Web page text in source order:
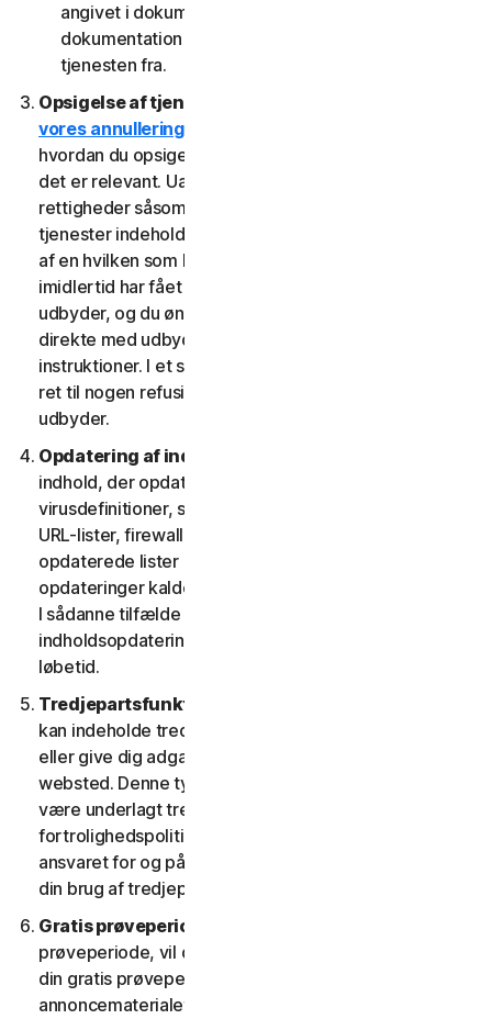
angivet i dokumentationen eller den gældende
dokumentation fra den udbyder, som du har fået
tjenesten fra.
Opsigelse af tjenester.
vores annullerings- og refusionspolitik
hvordan du opsiger tjenesten og får en refusion, hvis
det er relevant. Uafhængigt af lovbestemte
rettigheder såsom afmeldingsrettigheder kan visse
tjenester indeholde en tilbagebetalingsgaranti, hvis du
af en hvilken som helst grund ikke er tilfreds. Hvis du
imidlertid har fået ret til at bruge tjenesten gennem en
udbyder, og du ønsker at annullere, skal du gøre det
direkte med udbyderen ved at følge denne udbyders
instruktioner. I et sådant tilfælde har du muligvis ikke
ret til nogen refusion af os af gebyrer, du betaler til en
udbyder.
Opdatering af indhold.
indhold, der opdateres med jævne mellemrum, såsom
virusdefinitioner, spywaredefinitioner, antispamregler,
URL-lister, firewallregler, data om sikkerhedshuller og
opdaterede lister over godkendte websteder. Disse
opdateringer kaldes under ét "indholdsopdateringer".
I sådanne tilfælde har du adgang til gældende
indholdsopdateringer til tjenesterne i tjenestens
løbetid.
Tredjepartsfunktioner eller -indhold.
kan indeholde tredjepartsfunktioner og -funktionalitet
eller give dig adgang til indhold på en tredjeparts
websted. Denne type funktioner eller indhold kan
være underlagt tredjeparters tjenestevilkår og
fortrolighedspolitikker. Du anerkender alene at have
ansvaret for og påtager dig enhver risiko, der følger af
din brug af tredjepartsressourcer.
Gratis prøveperioder.
prøveperiode, vil de specifikke vilkår, der gælder for
din gratis prøveperiode, blive angivet ved tilmelding, i
annoncematerialet og/eller dokumentationen, der